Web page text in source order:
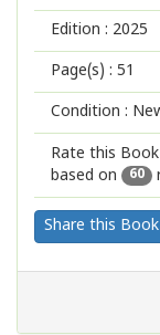
Edition : 2025
Page(s) : 51
Condition :
Rate this Book
based on
60
Share this Book